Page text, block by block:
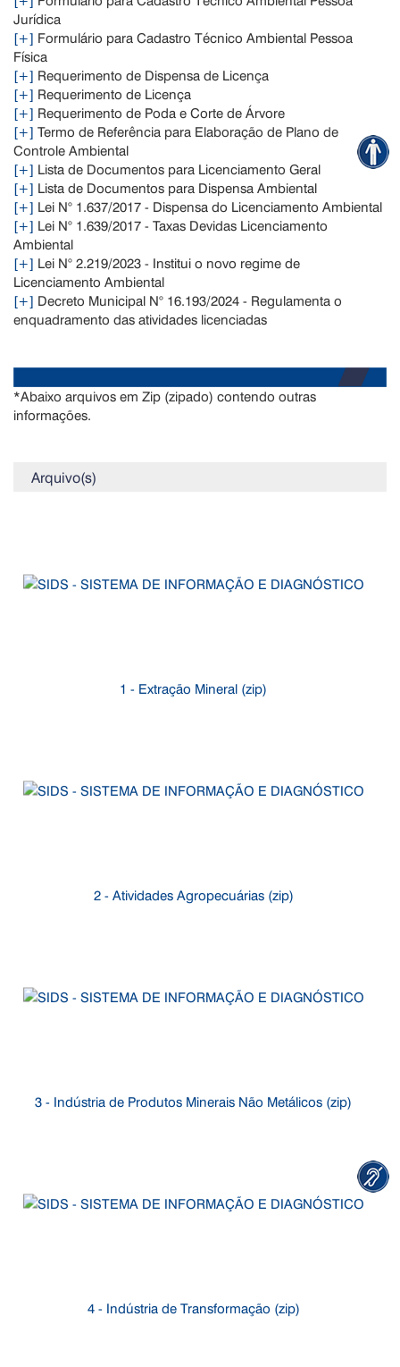
Jurídica
[+] Formulário para Cadastro Técnico Ambiental Pessoa
Física
[+] Requerimento de Dispensa de Licença
[+] Requerimento de Licença
[+] Requerimento de Poda e Corte de Árvore
[+] Termo de Referência para Elaboração de Plano de
Controle Ambiental
[+] Lista de Documentos para Licenciamento Geral
[+] Lista de Documentos para Dispensa Ambiental
[+] Lei N° 1.637/2017 - Dispensa do Licenciamento Ambiental
[+] Lei N° 1.639/2017 - Taxas Devidas Licenciamento
Ambiental
[+] Lei N° 2.219/2023 - Institui o novo regime de
Licenciamento Ambiental
[+] Decreto Municipal N° 16.193/2024 - Regulamenta o
enquadramento das atividades licenciadas
*Abaixo arquivos em Zip (zipado) contendo outras
informações.
Arquivo(s)
1 - Extração Mineral (zip)
2 - Atividades Agropecuárias (zip)
3 - Indústria de Produtos Minerais Não Metálicos (zip)
4 - Indústria de Transformação (zip)